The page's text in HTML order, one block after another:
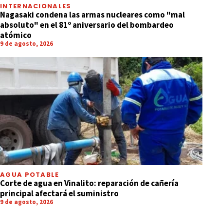
INTERNACIONALES
Nagasaki condena las armas nucleares como "mal
absoluto" en el 81º aniversario del bombardeo
atómico
9 de agosto, 2026
AGUA POTABLE
Corte de agua en Vinalito: reparación de cañería
principal afectará el suministro
9 de agosto, 2026